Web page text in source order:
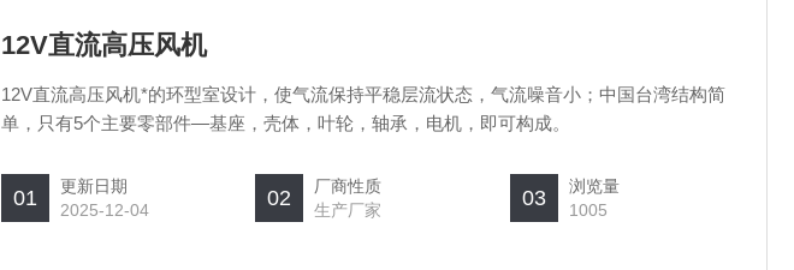
12V直流高压风机
12V直流高压风机*的环型室设计，使气流保持平稳层流状态，气流噪音小；中国台湾结构简
单，只有5个主要零部件—基座，壳体，叶轮，轴承，电机，即可构成。
01
更新日期
2025-12-04
02
厂商性质
生产厂家
03
浏览量
1005